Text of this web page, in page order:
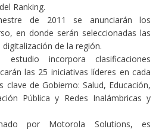
Ranking.
de 2011 se anunciarán los
en donde serán seleccionadas las
de la región.
incorpora clasificaciones
las 25 iniciativas líderes en cada
clave de Gobierno: Salud, Educación,
Pública y Redes Inalámbricas y
por Motorola Solutions, es